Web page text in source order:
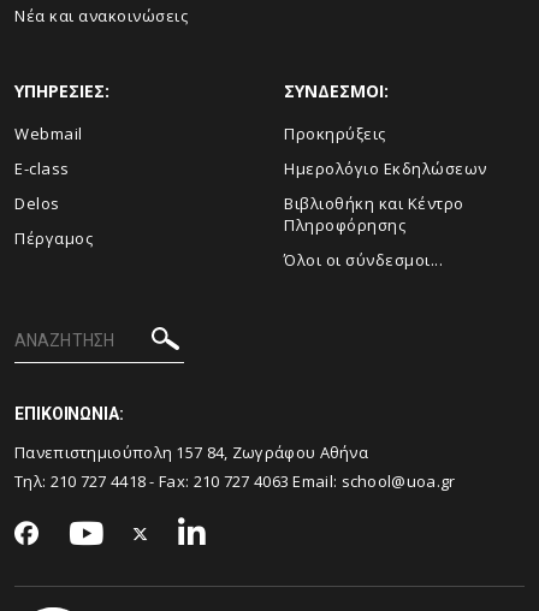
Νέα και ανακοινώσεις
ΥΠΗΡΕΣΙΕΣ:
Webmail
E-class
Delos
Πέργαμος
ΣΥΝΔΕΣΜΟΙ:
Προκηρύξεις
Ημερολόγιο Εκδηλώσεων
Βιβλιοθήκη και Κέντρο
Πληροφόρησης
Όλοι οι σύνδεσμοι...
ΕΠΙΚΟΙΝΩΝΙΑ:
Πανεπιστημιούπολη 157 84, Ζωγράφου Αθήνα
Τηλ: 210 727 4418- Fax: 210 727 4063 Email: school@uoa.gr